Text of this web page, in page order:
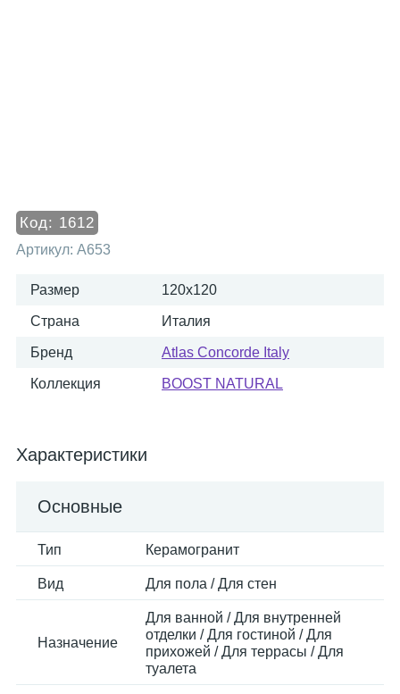
Код: 1612
Артикул: A653
Размер 120x120
Страна Италия
Бренд Atlas Concorde Italy
Коллекция BOOST NATURAL
Характеристики
Основные
Тип Керамогранит
Вид Для пола / Для стен
Назначение
Для ванной / Для внутренней
отделки / Для гостиной / Для
прихожей / Для террасы / Для
туалета